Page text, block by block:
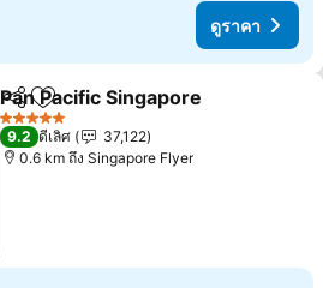
ดูราคา
แชร์ เพิ่มในรายการโปรด
Pan Pacific Singapore
5 ดาว
9.2 ดีเลิศ
37,122
0.6 km ถึง Singapore Flyer